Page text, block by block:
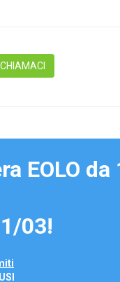
CHIAMACI
EOLO da
03!